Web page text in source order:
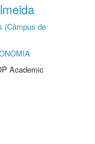
(Câmpus de
Academic